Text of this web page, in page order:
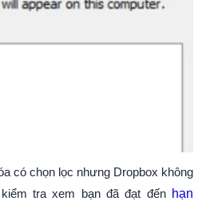
có chọn lọc nhưng Dropbox không
tra xem bạn đã đạt đến hạn